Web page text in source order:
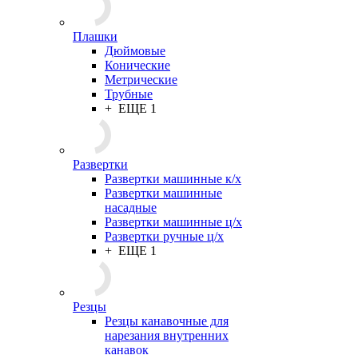
Плашки
Дюймовые
Конические
Метрические
Трубные
+ ЕЩЕ 1
Развертки
Развертки машинные к/х
Развертки машинные
насадные
Развертки машинные ц/х
Развертки ручные ц/х
+ ЕЩЕ 1
Резцы
Резцы канавочные для
нарезания внутренних
канавок